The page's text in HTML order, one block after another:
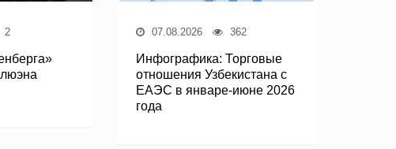
2 07.08.2026 362
Инфографика: Торговые
отношения Узбекистана с
ЕАЭС в январе-июне 2026
года